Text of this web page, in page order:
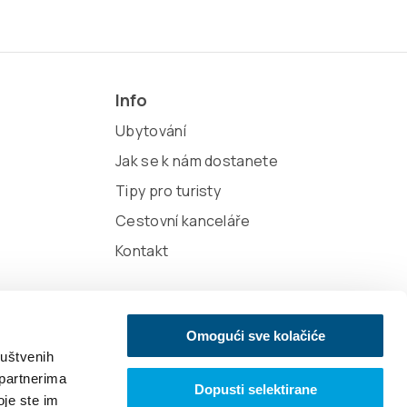
ste im
Omogući sve kolačiće
Dopusti selektirane
Info
Ubytování
Jak se k nám dostanete
Tipy pro turisty
Cestovní kanceláře
Kontakt